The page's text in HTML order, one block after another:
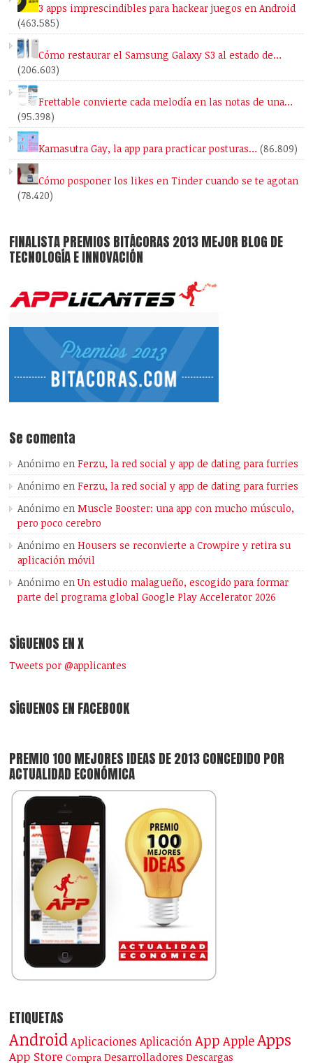
3 apps imprescindibles para hackear juegos en Android
(463.585)
Cómo restaurar el Samsung Galaxy S3 al estado de…
(206.603)
Frettable convierte cada melodía en las notas de una…
(95.398)
Kamasutra Gay, la app para practicar posturas… (86.809)
Cómo posponer los likes en Tinder cuando se te agotan
(78.420)
FINALISTA PREMIOS BITÁCORAS 2013 MEJOR BLOG DE
TECNOLOGÍA E INNOVACIÓN
Se comenta
Anónimo enFerzu, la red social y app de dating para furries
Anónimo enFerzu, la red social y app de dating para furries
Anónimo enMuscle Booster: una app con mucho músculo,
pero poco cerebro
Anónimo enHousers se reconvierte a Crowpire y retira su
aplicación móvil
Anónimo enUn estudio malagueño, escogido para formar
parte del programa global Google Play Accelerator 2026
SÍGUENOS EN X
Tweets por @applicantes
SÍGUENOS EN FACEBOOK
PREMIO 100 MEJORES IDEAS DE 2013 CONCEDIDO POR
ACTUALIDAD ECONÓMICA
ETIQUETAS
Android Aplicaciones Aplicación App AppleApps
App Store Compra Desarrolladores Descargas